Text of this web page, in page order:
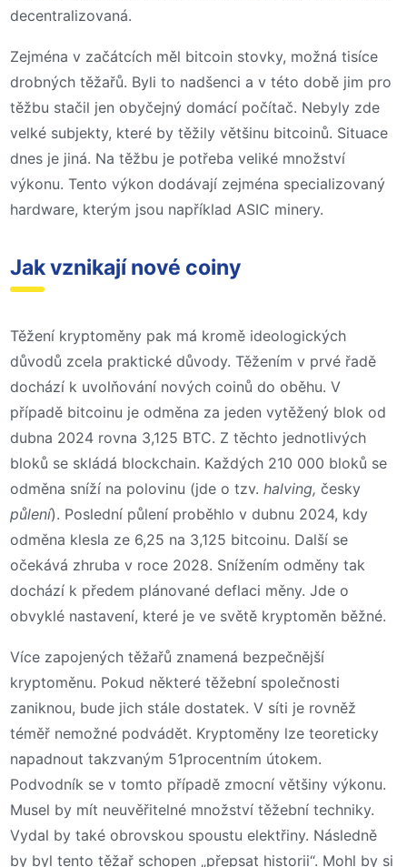
decentralizovaná.
Zejména v začátcích měl bitcoin stovky, možná tisíce
drobných těžařů. Byli to nadšenci a v této době jim pro
těžbu stačil jen obyčejný domácí počítač. Nebyly zde
velké subjekty, které by těžily většinu bitcoinů. Situace
dnes je jiná. Na těžbu je potřeba veliké množství
výkonu. Tento výkon dodávají zejména specializovaný
hardware, kterým jsou například ASIC minery.
Jak vznikají nové coiny
Těžení kryptoměny pak má kromě ideologických
důvodů zcela praktické důvody. Těžením v prvé řadě
dochází k uvolňování nových coinů do oběhu. V
případě bitcoinu je odměna za jeden vytěžený blok od
dubna 2024 rovna 3,125 BTC. Z těchto jednotlivých
bloků se skládá blockchain. Každých 210 000 bloků se
odměna sníží na polovinu (jde o tzv. halving, česky
půlení). Poslední půlení proběhlo v dubnu 2024, kdy
odměna klesla ze 6,25 na 3,125 bitcoinu. Další se
očekává zhruba v roce 2028. Snížením odměny tak
dochází k předem plánované deflaci měny. Jde o
obvyklé nastavení, které je ve světě kryptoměn běžné.
Více zapojených těžařů znamená bezpečnější
kryptoměnu. Pokud některé těžební společnosti
zaniknou, bude jich stále dostatek. V síti je rovněž
téměř nemožné podvádět. Kryptoměny lze teoreticky
napadnout takzvaným 51procentním útokem.
Podvodník se v tomto případě zmocní většiny výkonu.
Musel by mít neuvěřitelné množství těžební techniky.
Vydal by také obrovskou spoustu elektřiny. Následně
by byl tento těžař schopen „přepsat historii“. Mohl by si